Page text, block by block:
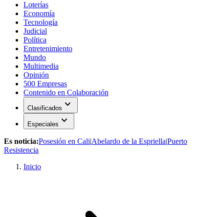
Loterías
Economía
Tecnología
Judicial
Política
Entretenimiento
Mundo
Multimedia
Opinión
500 Empresas
Contenido en Colaboración
Clasificados expand_more
Especiales expand_more
Es noticia:Posesión en Cali|Abelardo de la Espriella|Puerto
Resistencia
Inicio